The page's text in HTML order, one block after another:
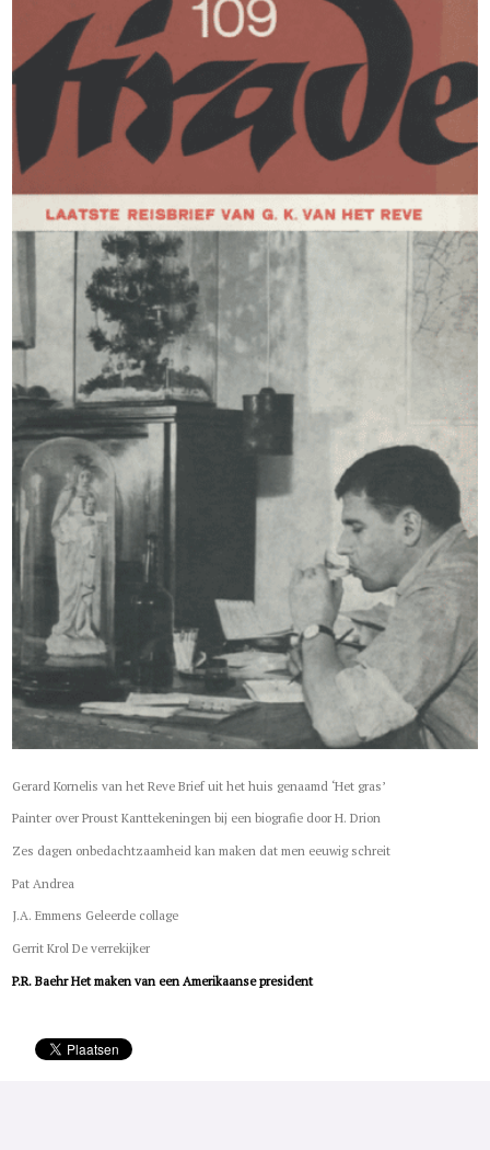
Gerard Kornelis van het Reve Brief uit het huis genaamd ‘Het gras’
Painter over Proust Kanttekeningen bij een biografie door H. Drion
Zes dagen onbedachtzaamheid kan maken dat men eeuwig schreit
Pat Andrea
J.A. Emmens Geleerde collage
Gerrit Krol De verrekijker
P.R. Baehr Het maken van een Amerikaanse president